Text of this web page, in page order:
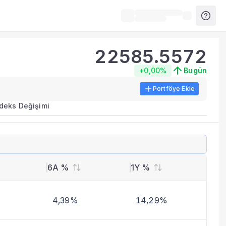
metrikleri listelenir.
benzer fonları inceleyebilirsiniz.
22585.5572
+0,00% Bugün
Portföye Ekle
Değişimi
6A % 1Y %
4,39% 14,29%